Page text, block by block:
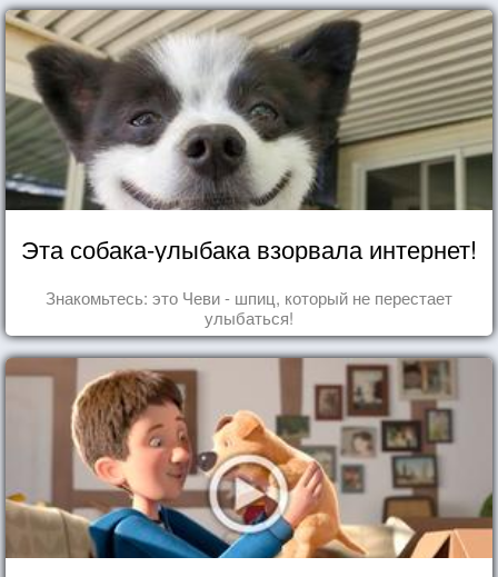
Эта собака-улыбака взорвала интернет!
Знакомьтесь: это Чеви - шпиц, который не перестает
улыбаться!